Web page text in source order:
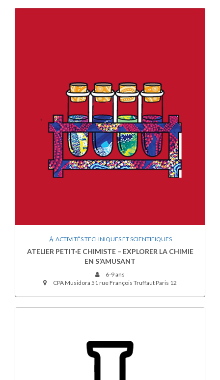
ACTIVITÉS TECHNIQUES ET SCIENTIFIQUES
ATELIER PETIT·E CHIMISTE – EXPLORER LA CHIMIE
EN S’AMUSANT
6-9 ans
CPA Musidora 51 rue François Truffaut Paris 12